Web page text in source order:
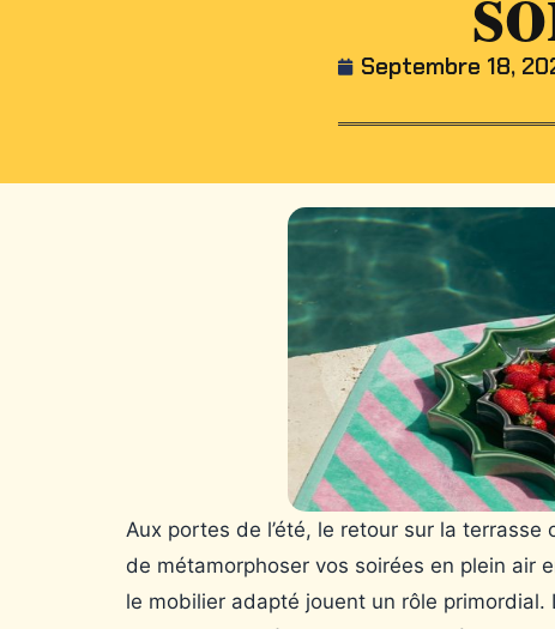
Septembre 18,
Aux portes de l’été, le retour sur la
de métamorphoser vos soirées en plein air
le mobilier adapté jouent un rôle